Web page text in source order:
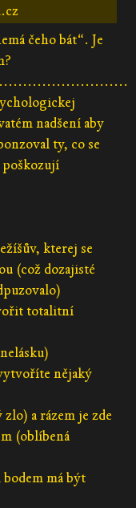
čeho bát“. Je
nadšení aby
ty, co se
kterej se
(což dozajisté
totalitní
nějaký
a rázem je zde
(oblíbená
má být